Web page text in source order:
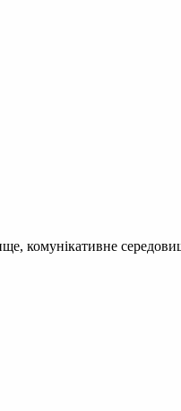
комунікативне